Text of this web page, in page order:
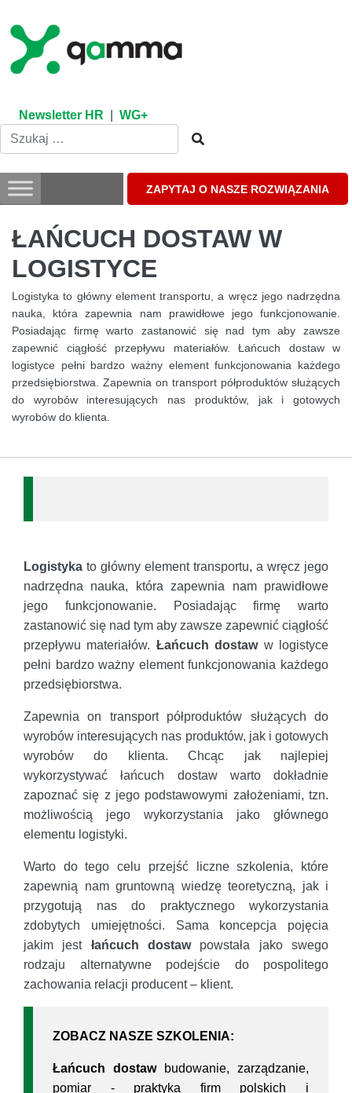
content
Newsletter HR WG+
ZAPYTAJ O NASZE ROZWIĄZANIA
ŁAŃCUCH DOSTAW W
LOGISTYCE
Logistyka to główny element transportu, a wręcz jego nadrzędna
nauka, która zapewnia nam prawidłowe jego funkcjonowanie.
Posiadając firmę warto zastanowić się nad tym aby zawsze
zapewnić ciągłość przepływu materiałów. Łańcuch dostaw w
logistyce pełni bardzo ważny element funkcjonowania każdego
przedsiębiorstwa. Zapewnia on transport półproduktów służących
do wyrobów interesujących nas produktów, jak i gotowych
wyrobów do klienta.
Logistyka to główny element transportu, a wręcz jego
nadrzędna nauka, która zapewnia nam prawidłowe
jego funkcjonowanie. Posiadając firmę warto
zastanowić się nad tym aby zawsze zapewnić ciągłość
przepływu materiałów. Łańcuch dostaww logistyce
pełni bardzo ważny element funkcjonowania każdego
przedsiębiorstwa.
Zapewnia on transport półproduktów służących do
wyrobów interesujących nas produktów, jak i gotowych
wyrobów do klienta. Chcąc jak najlepiej
wykorzystywać łańcuch dostaw warto dokładnie
zapoznać się z jego podstawowymi założeniami, tzn.
możliwością jego wykorzystania jako głównego
elementu logistyki.
Warto do tego celu przejść liczne szkolenia, które
zapewnią nam gruntowną wiedzę teoretyczną, jak i
przygotują nas do praktycznego wykorzystania
zdobytych umiejętności. Sama koncepcja pojęcia
jakim jest łańcuch dostawpowstała jako swego
rodzaju alternatywne podejście do pospolitego
zachowania relacji producent – klient.
ZOBACZ NASZE SZKOLENIA:
Łańcuch dostawbudowanie, zarządzanie,
pomiar - praktyka firm polskich i